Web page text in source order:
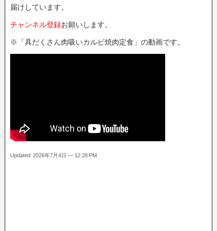
届けしています。
チャンネル登録お願いします。
※「具だくさん肉吸いカルビ焼肉定食」の動画です。
Updated: 2026年7月4日 — 12:28 PM